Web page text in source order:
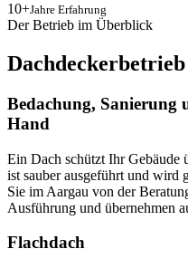
10+Jahre Erfahrung
Der Betrieb im Überblick
Bedachung, Sanierung
Hand
Ein Dach schützt Ihr Gebäude
ist sauber ausgeführt und wird
Sie im Aargau von der
Ausführung und übernehmen
Flachdach